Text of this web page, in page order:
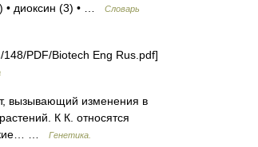
• диоксин (3) • …
Словарь
PDF/Biotech Eng Rus.pdf]
вызывающий изменения в
К К. относятся
…
Генетика.